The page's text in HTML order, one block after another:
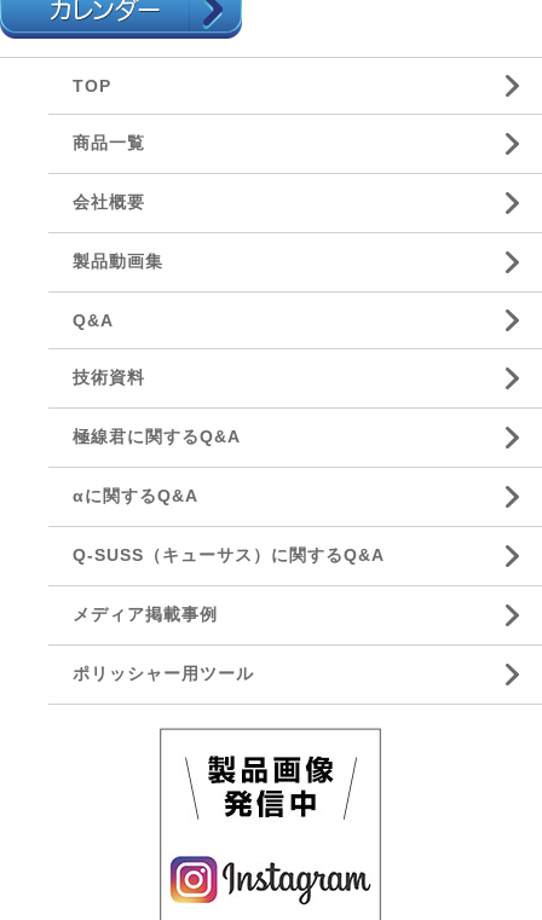
TOP
商品一覧
会社概要
製品動画集
Q&A
技術資料
極線君に関するQ&A
αに関するQ&A
Q-SUSS（キューサス）に関するQ&A
メディア掲載事例
ポリッシャー用ツール